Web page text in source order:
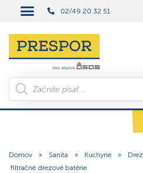
02/49 20 32 51
Domov » Sanita » Kuchyne »
filtračné drezové batérie